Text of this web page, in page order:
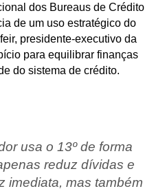
dos Bureaus de Crédito
de um uso estratégico do
presidente-executivo da
para equilibrar finanças
do sistema de crédito.
usa o 13º de forma
reduz dívidas e
imediata, mas também